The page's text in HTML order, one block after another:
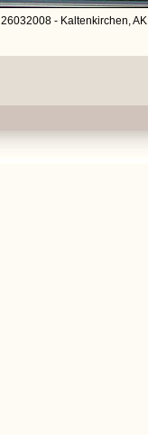
26032008 - Kaltenkirchen,